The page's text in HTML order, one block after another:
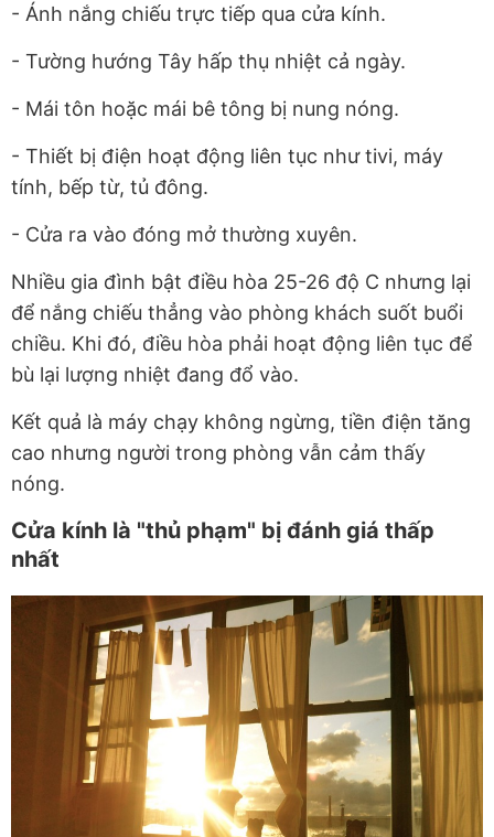
- Ánh nắng chiếu trực tiếp qua cửa kính.
- Tường hướng Tây hấp thụ nhiệt cả ngày.
- Mái tôn hoặc mái bê tông bị nung nóng.
- Thiết bị điện hoạt động liên tục như tivi, máy
tính, bếp từ, tủ đông.
- Cửa ra vào đóng mở thường xuyên.
Nhiều gia đình bật điều hòa 25-26 độ C nhưng lại
để nắng chiếu thẳng vào phòng khách suốt buổi
chiều. Khi đó, điều hòa phải hoạt động liên tục để
bù lại lượng nhiệt đang đổ vào.
Kết quả là máy chạy không ngừng, tiền điện tăng
cao nhưng người trong phòng vẫn cảm thấy
nóng.
Cửa kính là "thủ phạm" bị đánh giá thấp
nhất